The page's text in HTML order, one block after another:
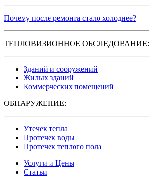
Почему после ремонта стало холоднее?
ТЕПЛОВИЗИОННОЕ ОБСЛЕДОВАНИЕ:
Зданий и сооружений
Жилых зданий
Коммерческих помещений
ОБНАРУЖЕНИЕ:
Утечек тепла
Протечек воды
Протечек теплого пола
Услуги и Цены
Статьи